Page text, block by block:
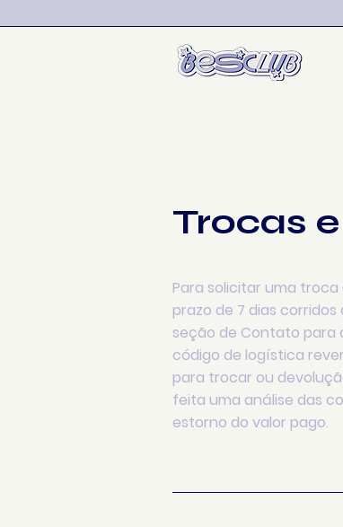
Trocas
Para solicitar uma
prazo de 7 dias
seção de Contato para
código de logística
para trocar ou
feita uma análise das
estorno do valor pago.